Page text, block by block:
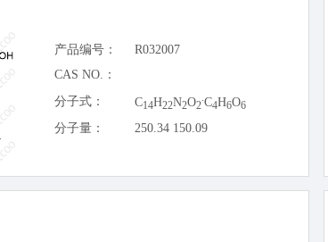
产品编号：
R032007
CAS NO.：
分子式：
C14H22N2O2
.C4H6O6
分子量： 250.34 150.09